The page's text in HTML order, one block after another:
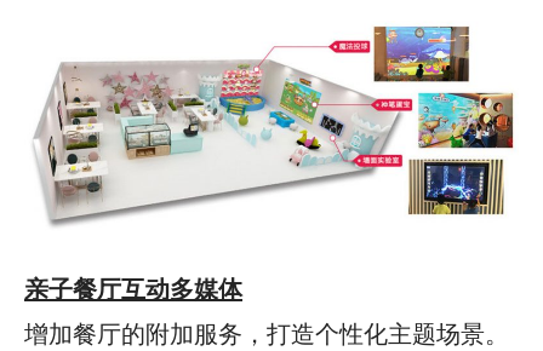
亲子餐厅互动多媒体
增加餐厅的附加服务，打造个性化主题场景。